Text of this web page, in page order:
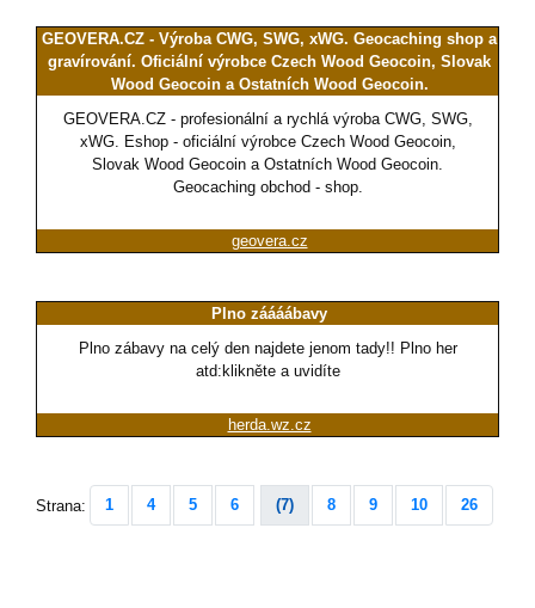
GEOVERA.CZ - Výroba CWG, SWG, xWG. Geocaching shop a
gravírování. Oficiální výrobce Czech Wood Geocoin, Slovak
Wood Geocoin a Ostatních Wood Geocoin.
GEOVERA.CZ - profesionální a rychlá výroba CWG, SWG,
xWG. Eshop - oficiální výrobce Czech Wood Geocoin,
Slovak Wood Geocoin a Ostatních Wood Geocoin.
Geocaching obchod - shop.
geovera.cz
Plno záááábavy
Plno zábavy na celý den najdete jenom tady!! Plno her
atd:klikněte a uvidíte
herda.wz.cz
Strana: 1 4 5 6 (7) 8 9 10 26